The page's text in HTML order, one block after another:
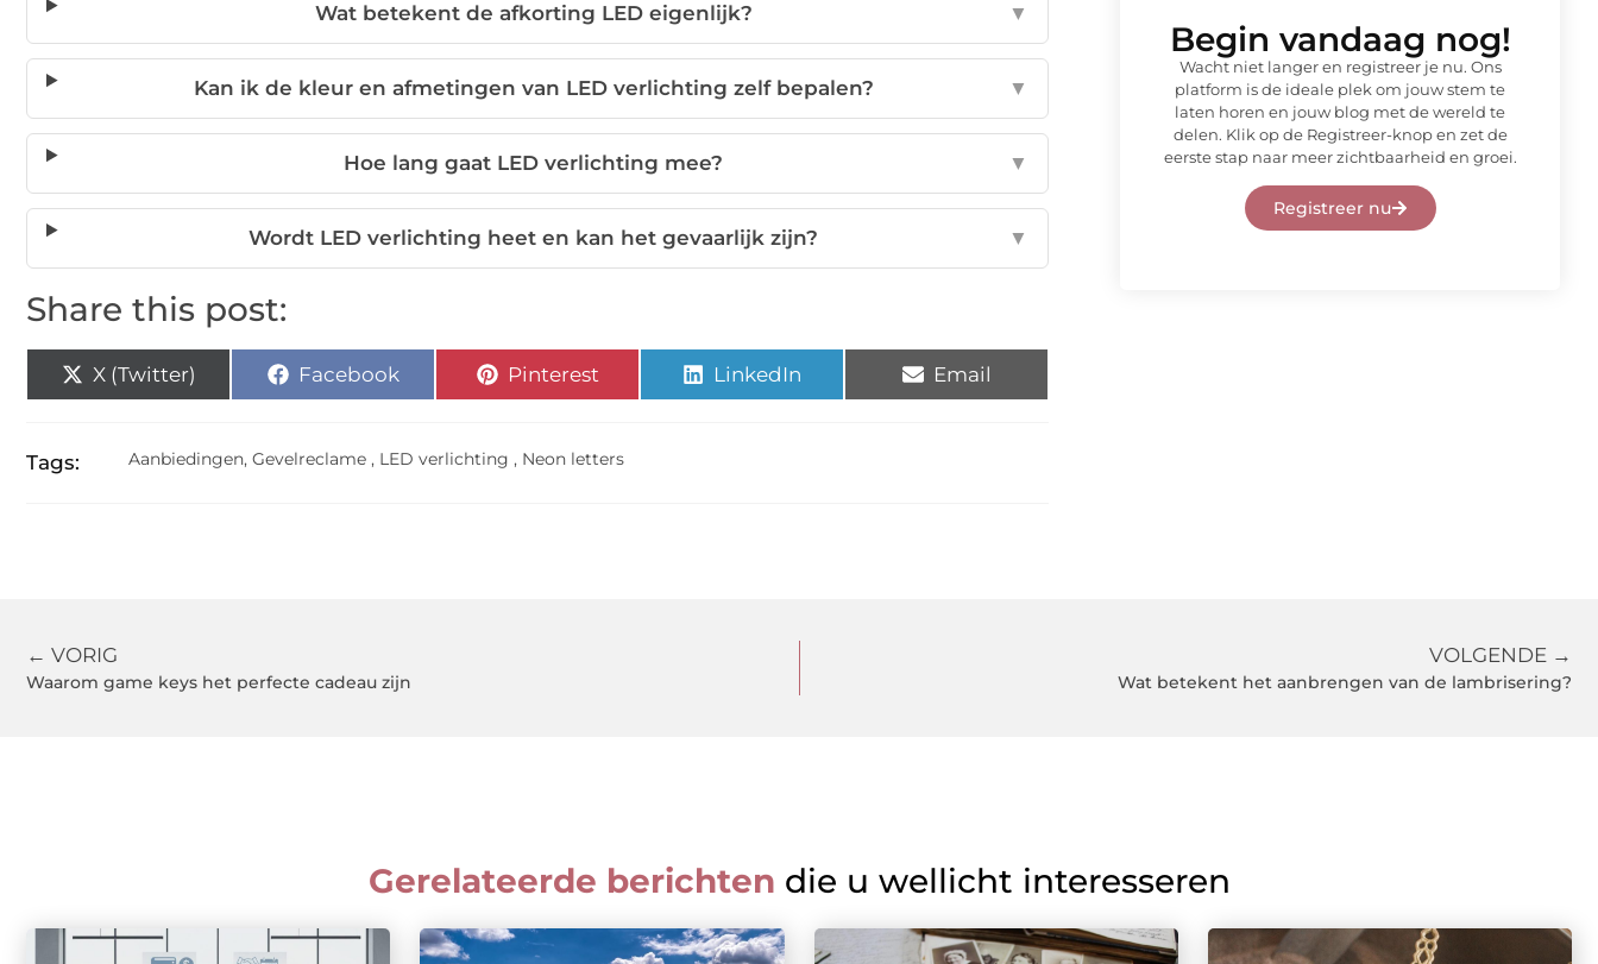
Wat betekent de afkorting LED eigenlijk? ▼
Kan ik de kleur en afmetingen van LED verlichting zelf bepalen? ▼
Hoe lang gaat LED verlichting mee? ▼
Wordt LED verlichting heet en kan het gevaarlijk zijn? ▼
Share this post:
X (Twitter) Facebook Pinterest LinkedIn Email
Tags: Aanbiedingen, Gevelreclame , LED verlichting , Neon letters
Begin vandaag nog!
Wacht niet langer en registreer je nu. Ons
platform is de ideale plek om jouw stem te
laten horen en jouw blog met de wereld te
delen. Klik op de Registreer-knop en zet de
eerste stap naar meer zichtbaarheid en groei.
Registreer nu
← VORIG
Waarom game keys het perfecte cadeau zijn
VOLGENDE →
Wat betekent het aanbrengen van de lambrisering?
Gerelateerde berichten die u wellicht interesseren